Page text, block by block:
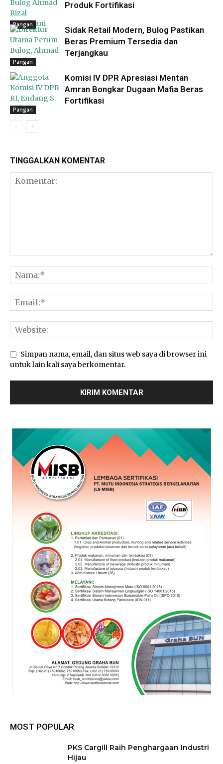
Pangan
Produk Fortifikasi
Pangan
Sidak Retail Modern, Bulog Pastikan
Beras Premium Tersedia dan
Terjangkau
Pangan
Komisi IV DPR Apresiasi Mentan
Amran Bongkar Dugaan Mafia Beras
Fortifikasi
TINGGALKAN KOMENTAR
Simpan nama, email, dan situs web saya di browser ini
untuk lain kali saya berkomentar.
MOST POPULAR
PKS Cargill Raih Penghargaan Industri
Hijau